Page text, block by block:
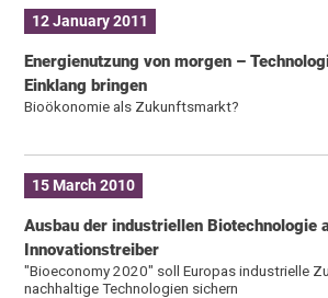
12 January 2011
Energienutzung von morgen –
Einklang bringen
Bioökonomie als Zukunftsmarkt?
15 March 2010
Ausbau der industriellen Biotechnologie
Innovationstreiber
"Bioeconomy 2020" soll Europas industrielle
nachhaltige Technologien sichern